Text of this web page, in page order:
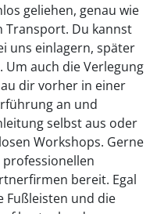
geliehen, genau wie
Transport. Du kannst
uns einlagern, später
auch die Verlegung
dir vorher in einer
an und
selbst aus oder
Workshops. Gerne
bereit. Egal
Fußleisten und die